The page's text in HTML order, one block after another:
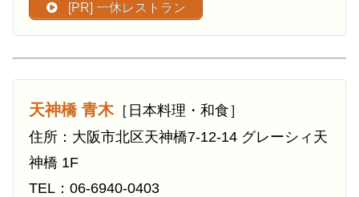
[PR] 一休レストラン
天神橋 青木［日本料理・和食］
住所：大阪市北区天神橋7-12-14 グレーシィ天
神橋 1F
TEL：06-6940-0403